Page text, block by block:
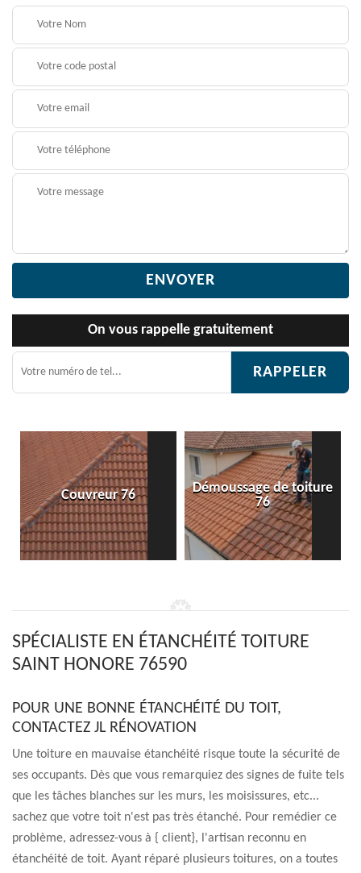
On vous rappelle gratuitement
Couvreur 76
Démoussage de toiture
76
SPÉCIALISTE EN ÉTANCHÉITÉ TOITURE
SAINT HONORE 76590
POUR UNE BONNE ÉTANCHÉITÉ DU TOIT,
CONTACTEZ JL RÉNOVATION
Une toiture en mauvaise étanchéité risque toute la sécurité de
ses occupants. Dès que vous remarquiez des signes de fuite tels
que les tâches blanches sur les murs, les moisissures, etc...
sachez que votre toit n'est pas très étanché. Pour remédier ce
problème, adressez-vous à { client}, l'artisan reconnu en
étanchéité de toit. Ayant réparé plusieurs toitures, on a toutes